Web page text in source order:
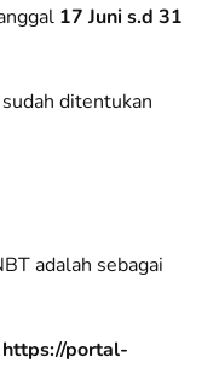
17 Juni s.d 31
ditentukan
adalah sebagai
https://portal-